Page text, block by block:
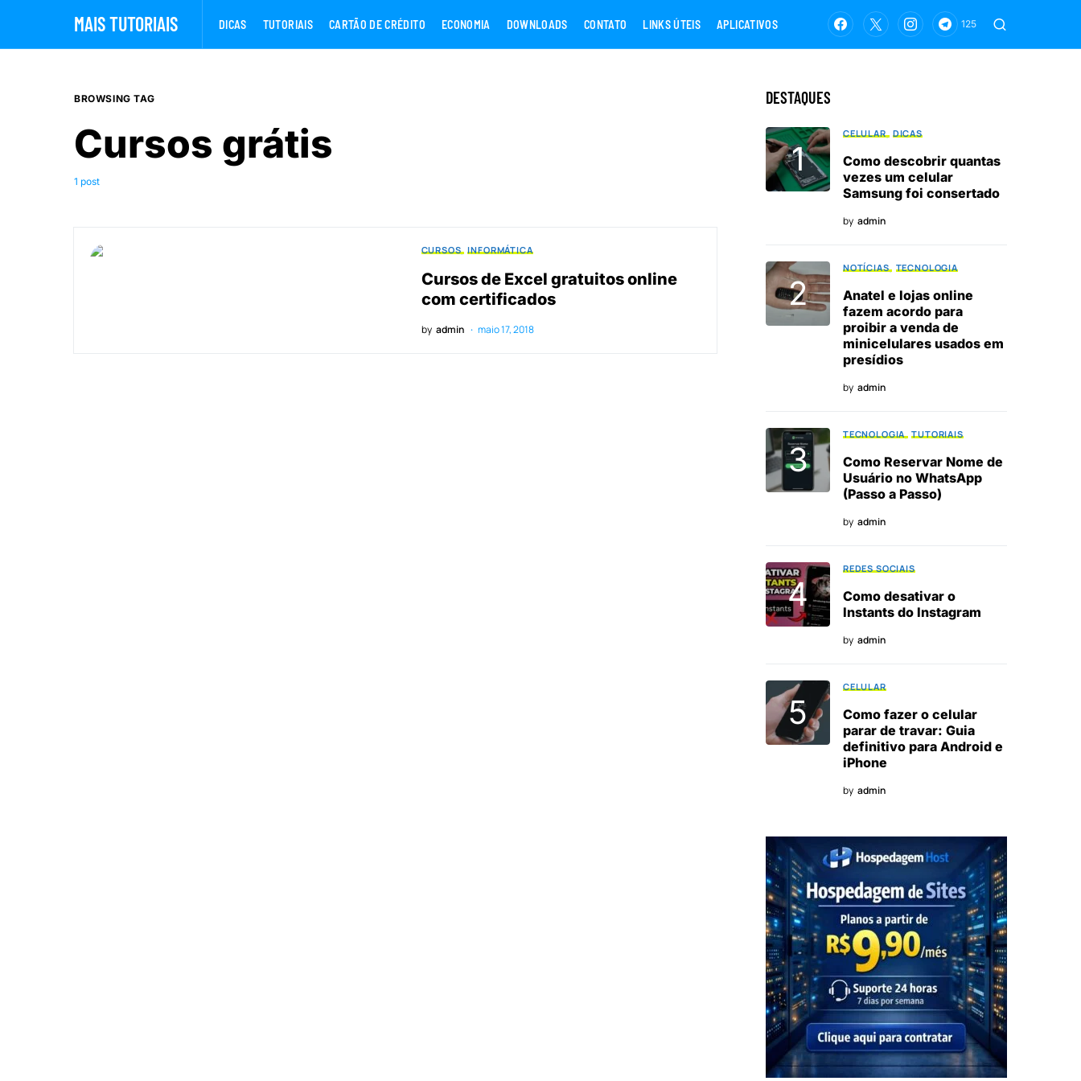
MAIS TUTORIAIS DICAS TUTORIAIS CARTÃO DE CRÉDITO ECONOMIA DOWNLOADS CONTATO LINKS ÚTEIS APLICATIVOS 125
BROWSING TAG
Cursos grátis
1 post
CURSOS INFORMÁTICA
Cursos de Excel gratuitos online
com certificados
by admin maio 17, 2018
DESTAQUES
CELULAR DICAS
Como descobrir quantas
vezes um celular
Samsung foi consertado
by admin
NOTÍCIAS TECNOLOGIA
Anatel e lojas online
fazem acordo para
proibir a venda de
minicelulares usados em
presídios
by admin
TECNOLOGIA TUTORIAIS
Como Reservar Nome de
Usuário no WhatsApp
(Passo a Passo)
by admin
REDES SOCIAIS
Como desativar o
Instants do Instagram
by admin
CELULAR
Como fazer o celular
parar de travar: Guia
definitivo para Android e
iPhone
by admin